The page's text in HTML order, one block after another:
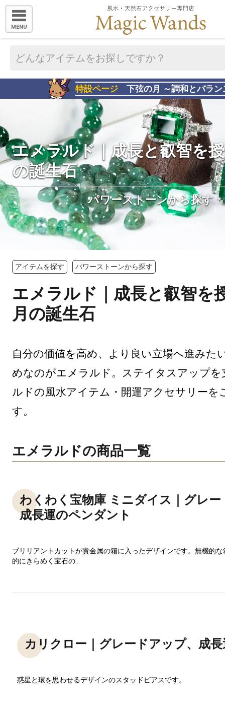
MENU
特設ページ 下弦の月 ～調和とバラン
エメラルド｜成長と叡智を
の誕生石
パワーストーンから探す
アイテムを探す パワーストーンから探す
エメラルド｜成長と叡智を
月の誕生石
自分の価値を高め、より良い立場へ進みた
めなのがエメラルド。ステイタスアップを
ルドの風水アイテム・開運アクセサリーを
す。
エメラルドの商品一覧
わくわく宝物庫 ミニダイス｜グレ
成長運のペンダント
ブリリアントカットが貴金属の箱に入ったデザインです。無機的
的にきらめく宝石の...
カリクロー｜グレードアップ、成
惑星と環を思わせるデザインのスタッドピアスです。